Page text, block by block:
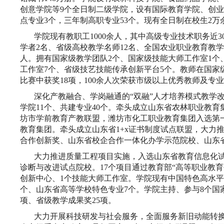
创意学院等9个全日制二级学院，设有国际教育学院、创
点专业3个，三年制高职专业53个。现有全日制在校
学院现有教职工1000余人，其中高级专业技术职务近
学者2名、省级高校教学名师12名、全国农业职业教育教
人。拥有国家级教学团队2个、国家级技能大师工作室1
工作室7个、省级技艺技能传承创新平台5个。教师在国
比赛中获奖18项，100余人次荣获市级以上优秀教师
深化产教融合、学岗融通的“双融”人才培养模式教学
学院11个、共建专业40个。牵头成立山东省农林职业教
坊市学前教育产教联盟，潍坊市化工职业教育集团入选
教育集团。牵头成立山东省1+x证书制度试点联盟，大力
合作创新奖、山东省校企合作一体化办学示范院校、
大力推进质量工程项目实施，入选山东省教育信息
诊断与改进试点院校。17个项目通过教育部“高等职业教
创新中心、1个技能大师工作室。学院现有中国特色高水
个、山东省高等学校特色专业7个。学院主持、参与8个
项、省级教学成果奖25项。
大力开展科技研发与社会服务，全面服务新旧动能转